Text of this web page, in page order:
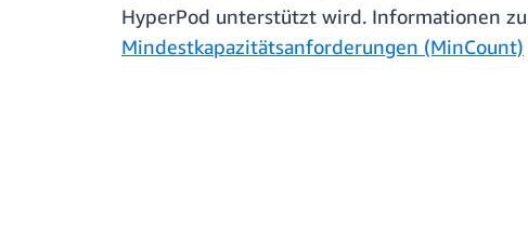
HyperPod unterstützt wird. Informationen
Mindestkapazitätsanforderungen (MinCount)